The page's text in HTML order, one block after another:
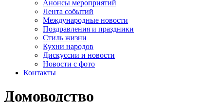
Анонсы мероприятий
Лента событий
Международные новости
Поздравления и праздники
Cтиль жизни
Кухни народов
Дискуссии и новости
Новости с фото
Контакты
Домоводство